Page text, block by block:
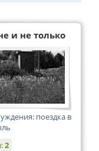
и не только
поездка в
2